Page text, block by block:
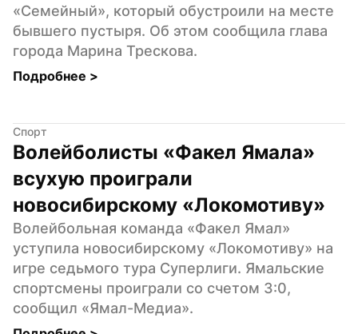
«Семейный», который обустроили на месте
бывшего пустыря. Об этом сообщила глава
города Марина Трескова.
Подробнее >
Спорт
Волейболисты «Факел Ямала»
всухую проиграли
новосибирскому «Локомотиву»
Волейбольная команда «Факел Ямал»
уступила новосибирскому «Локомотиву» на
игре седьмого тура Суперлиги. Ямальские
спортсмены проиграли со счетом 3:0,
сообщил «Ямал-Медиа».